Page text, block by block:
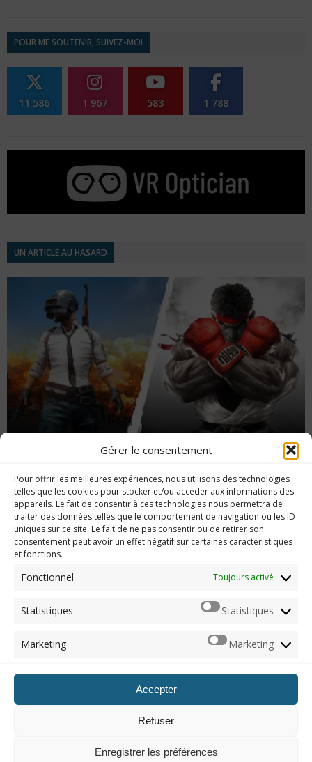
Gérer le consentement
Pour offrir les meilleures expériences, nous utilisons des technologies
telles que les cookies pour stocker et/ou accéder aux informations des
appareils. Le fait de consentir à ces technologies nous permettra de
traiter des données telles que le comportement de navigation ou les ID
uniques sur ce site. Le fait de ne pas consentir ou de retirer son
consentement peut avoir un effet négatif sur certaines caractéristiques
et fonctions.
Fonctionnel Toujours activé
Statistiques Statistiques
Marketing Marketing
Accepter
Refuser
Enregistrer les préférences
POUR ME SOUTENIR, SUIVEZ-MOI
11 586 1 967 583 1 788
UN ARTICLE AU HASARD
2020
Imerod.fr est un site traitant de l'univers du jeu vidéo. Toute
reproduction partielle ou complète sans autorisation préalable
Mentions légales
Qui suis-je ?
ARCHIVES